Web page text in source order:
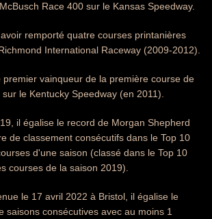
Race 400 sur le Kansas Speedway.
remporté quatre courses printanières
International Raceway (2009-2012).
premier vainqueur de la première course de
le Kentucky Speedway (en 2011).
il égalise le record de Morgan Shepherd
de classement consécutifs dans le Top 10
d'une saison (classé dans le Top 10
courses de la saison 2019).
le 17 avril 2022 à Bristol, il égalise le
saisons consécutives avec au moins 1